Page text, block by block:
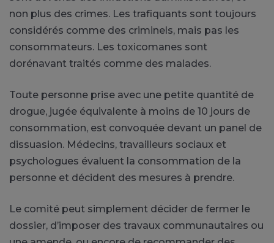
non plus des crimes. Les trafiquants sont toujours
considérés comme des criminels, mais pas les
consommateurs. Les toxicomanes sont
dorénavant traités comme des malades.
Toute personne prise avec une petite quantité de
drogue, jugée équivalente à moins de 10 jours de
consommation, est convoquée devant un panel de
dissuasion. Médecins, travailleurs sociaux et
psychologues évaluent la consommation de la
personne et décident des mesures à prendre.
Le comité peut simplement décider de fermer le
dossier, d’imposer des travaux communautaires ou